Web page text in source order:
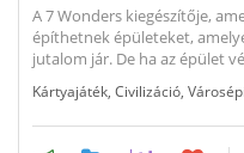
A 7 Wonders kiegészítője,
építhetnek épületeket,
jutalom jár. De ha az épület
Kártyajáték, Civilizáció,